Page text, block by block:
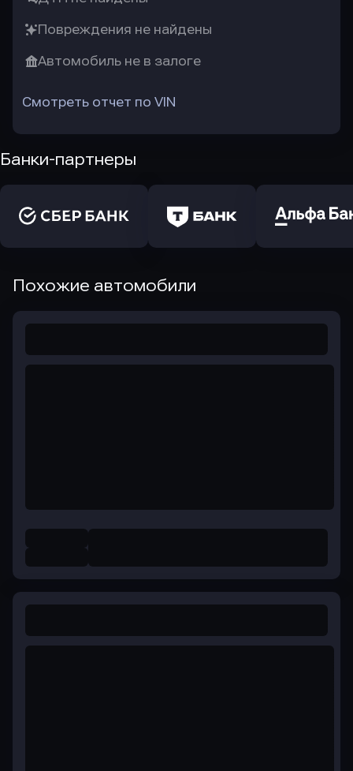
Повреждения не найдены
Автомобиль не в залоге
Смотреть отчет по VIN
Банки-партнеры
Похожие автомобили